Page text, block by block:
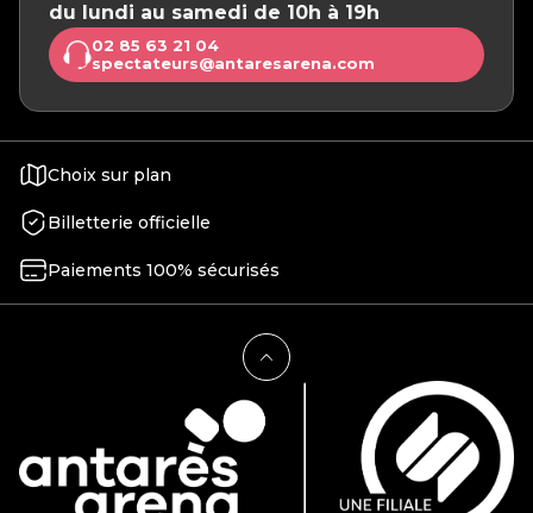
du lundi au samedi de 10h à 19h
02 85 63 21 04
spectateurs@antaresarena.com
Choix sur plan
Billetterie officielle
Paiements 100% sécurisés